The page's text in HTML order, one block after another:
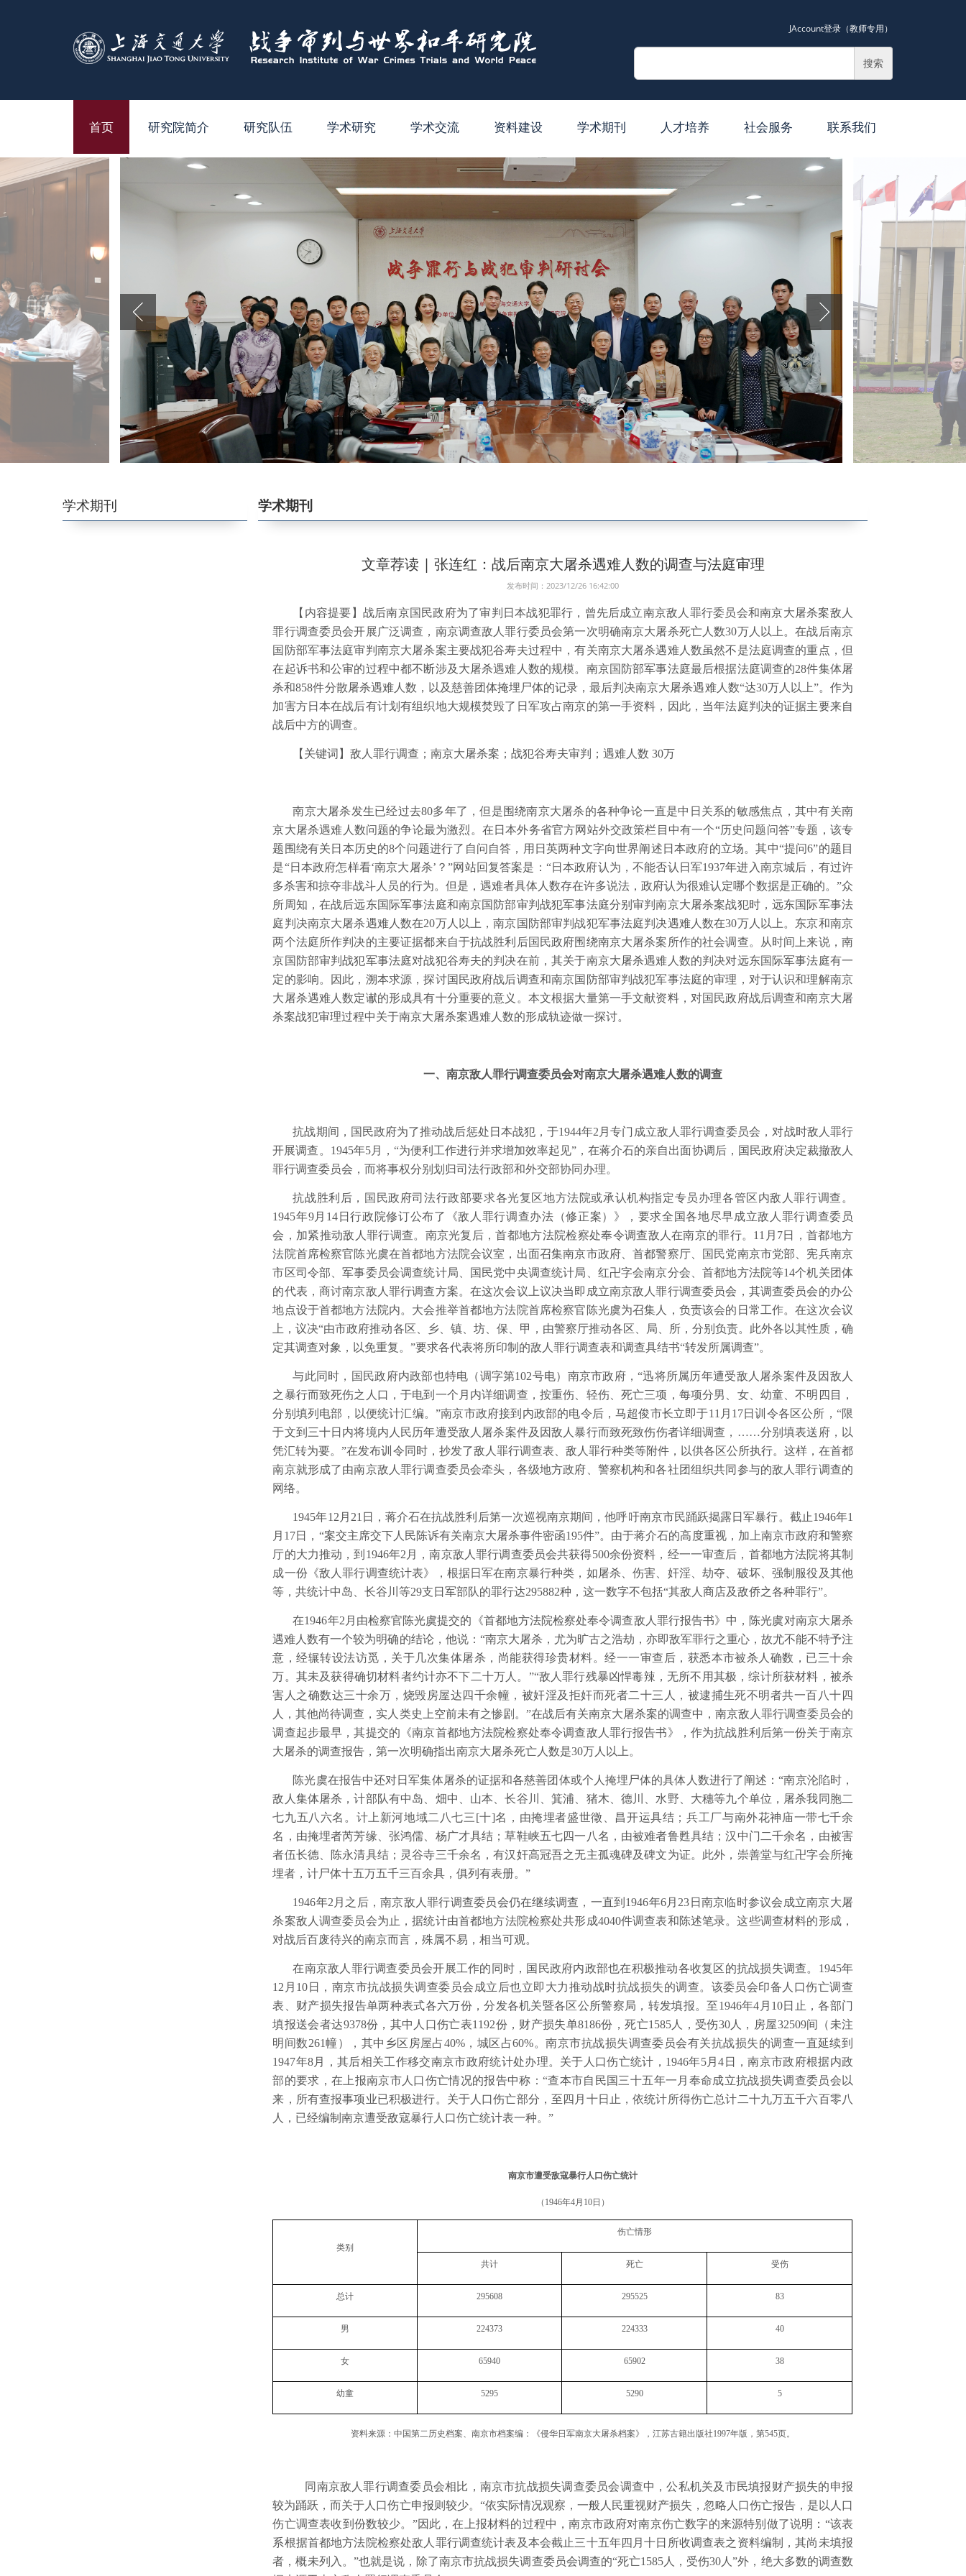
JAccount登录（教师专用）
搜索
首页 研究院简介
学术委员会
特聘研究员
研究队伍
专职研究人员
兼职研究人员
永远的怀念
学术研究
基金项目
学术交流
学术讲座
资料建设
山极晃文库
数据库
学术期刊 人才培养
导师简介
博士培养
开设课程
社会服务
媒体专栏
联系我们
学术期刊 学术期刊
文章荐读 | 张连红：战后南京大屠杀遇难人数的调查与法庭审理
发布时间：2023/12/26 16:42:00
【内容提要】战后南京国民政府为了审判日本战犯罪行，曾先后成立南京敌人罪行委员会和南京大屠杀案敌人
罪行调查委员会开展广泛调查，南京调查敌人罪行委员会第一次明确南京大屠杀死亡人数30万人以上。在战后南京
国防部军事法庭审判南京大屠杀案主要战犯谷寿夫过程中，有关南京大屠杀遇难人数虽然不是法庭调查的重点，但
在起诉书和公审的过程中都不断涉及大屠杀遇难人数的规模。南京国防部军事法庭最后根据法庭调查的28件集体屠
杀和858件分散屠杀遇难人数，以及慈善团体掩埋尸体的记录，最后判决南京大屠杀遇难人数“达30万人以上”。作为
加害方日本在战后有计划有组织地大规模焚毁了日军攻占南京的第一手资料，因此，当年法庭判决的证据主要来自
战后中方的调查。
【关键词】敌人罪行调查；南京大屠杀案；战犯谷寿夫审判；遇难人数 30万
南京大屠杀发生已经过去80多年了，但是围绕南京大屠杀的各种争论一直是中日关系的敏感焦点，其中有关南
京大屠杀遇难人数问题的争论最为激烈。在日本外务省官方网站外交政策栏目中有一个“历史问题问答”专题，该专
题围绕有关日本历史的8个问题进行了自问自答，用日英两种文字向世界阐述日本政府的立场。其中“提问6”的题目
是“日本政府怎样看‘南京大屠杀’？”网站回复答案是：“日本政府认为，不能否认日军1937年进入南京城后，有过许
多杀害和掠夺非战斗人员的行为。但是，遇难者具体人数存在许多说法，政府认为很难认定哪个数据是正确的。”众
所周知，在战后远东国际军事法庭和南京国防部审判战犯军事法庭分别审判南京大屠杀案战犯时，远东国际军事法
庭判决南京大屠杀遇难人数在20万人以上，南京国防部审判战犯军事法庭判决遇难人数在30万人以上。东京和南京
两个法庭所作判决的主要证据都来自于抗战胜利后国民政府围绕南京大屠杀案所作的社会调查。从时间上来说，南
京国防部审判战犯军事法庭对战犯谷寿夫的判决在前，其关于南京大屠杀遇难人数的判决对远东国际军事法庭有一
定的影响。因此，溯本求源，探讨国民政府战后调查和南京国防部审判战犯军事法庭的审理，对于认识和理解南京
大屠杀遇难人数定谳的形成具有十分重要的意义。本文根据大量第一手文献资料，对国民政府战后调查和南京大屠
杀案战犯审理过程中关于南京大屠杀案遇难人数的形成轨迹做一探讨。
一、南京敌人罪行调查委员会对南京大屠杀遇难人数的调查
抗战期间，国民政府为了推动战后惩处日本战犯，于1944年2 月专门成立敌人罪行调查委员会，对战时敌人罪行
开展调查。 1945年5月，“为便利工作进行并求增加效率起见”，在蒋介石的亲自出面协调后，国民政府决定裁撤敌人
罪行调查委员会，而将事权分别划归司法行政部和外交部协同办理。
抗战胜利后，国民政府司法行政部要求各光复区地方法院或承认机构指定专员办理各管区内敌人罪行调查。
1945年9月 14 日行政院修订公布了《敌人罪行调查办法（修正案）》，要求全国各地尽早成立敌人罪行调查委员
会，加紧推动敌人罪行调查。南京光复后，首都地方法院检察处奉令调查敌人在南京的罪行。 11 月 7日，首都地方
法院首席检察官陈光虞在首都地方法院会议室，出面召集南京市政府、首都警察厅、国民党南京市党部、宪兵南京
市区司令部、军事委员会调查统计局、国民党中央调查统计局、红卍字会南京分会、首都地方法院等14个机关团体
的代表，商讨南京敌人罪行调查方案。在这次会议上议决当即成立南京敌人罪行调查委员会，其调查委员会的办公
地点设于首都地方法院内。大会推举首都地方法院首席检察官陈光虞为召集人，负责该会的日常工作。在这次会议
上，议决“由市政府推动各区、乡、镇、坊、保、甲，由警察厅推动各区、局、所，分别负责。此外各以其性质，确
定其调查对象，以免重复。”要求各代表将所印制的敌人罪行调查表和调查具结书“转发所属调查”。
与此同时，国民政府内政部也特电（调字第102号电）南京市政府，“迅将所属历年遭受敌人屠杀案件及因敌人
之暴行而致死伤之人口，于电到一个月内详细调查，按重伤、轻伤、死亡三项，每项分男、女、幼童、不明四目，
分别填列电部，以便统计汇编。”南京市政府接到内政部的电令后，马超俊市长立即于11 月 17日训令各区公所，“限
于文到三十日内将境内人民历年遭受敌人屠杀案件及因敌人暴行而致死致伤伤者详细调查，……分别填表送府，以
凭汇转为要。”在发布训令同时，抄发了敌人罪行调查表、敌人罪行种类等附件，以供各区公所执行。这样，在首都
南京就形成了由南京敌人罪行调查委员会牵头，各级地方政府、警察机构和各社团组织共同参与的敌人罪行调查的
网络。
1945年12 月 21 日，蒋介石在抗战胜利后第一次巡视南京期间，他呼吁南京市民踊跃揭露日军暴行。截止1946年1
月 17日，“案交主席交下人民陈诉有关南京大屠杀事件密函195件”。由于蒋介石的高度重视，加上南京市政府和警察
厅的大力推动，到 1946年2 月，南京敌人罪行调查委员会共获得500余份资料，经一一审查后，首都地方法院将其制
成一份《敌人罪行调查统计表》，根据日军在南京暴行种类，如屠杀、伤害、奸淫、劫夺、破坏、强制服役及其他
等，共统计中岛、长谷川等29支日军部队的罪行达295882种，这一数字不包括“其敌人商店及敌侨之各种罪行”。
在1946年2 月由检察官陈光虞提交的《首都地方法院检察处奉令调查敌人罪行报告书》中，陈光虞对南京大屠杀
遇难人数有一个较为明确的结论，他说：“南京大屠杀，尤为旷古之浩劫，亦即敌军罪行之重心，故尤不能不特予注
意，经辗转设法访觅，关于几次集体屠杀，尚能获得珍贵材料。经一一审查后，获悉本市被杀人确数，已三十余
万。其未及获得确切材料者约计亦不下二十万人。”“敌人罪行残暴凶悍毒辣，无所不用其极，综计所获材料，被杀
害人之确数达三十余万，烧毁房屋达四千余幢，被奸淫及拒奸而死者二十三人，被逮捕生死不明者共一百八十四
人，其他尚待调查，实人类史上空前未有之惨剧。”在战后有关南京大屠杀案的调查中，南京敌人罪行调查委员会的
调查起步最早，其提交的《南京首都地方法院检察处奉令调查敌人罪行报告书》，作为抗战胜利后第一份关于南京
大屠杀的调查报告，第一次明确指出南京大屠杀死亡人数是30万人以上。
陈光虞在报告中还对日军集体屠杀的证据和各慈善团体或个人掩埋尸体的具体人数进行了阐述：“南京沦陷时，
敌人集体屠杀，计部队有中岛、畑中、山本、长谷川、箕浦、猪木、德川、水野、大穗等九个单位，屠杀我同胞二
七九五八六名。计上新河地域二八七三[十]名，由掩埋者盛世徵、昌开运具结；兵工厂与南外花神庙一带七千余
名，由掩埋者芮芳缘、张鸿儒、杨广才具结；草鞋峡五七四一八名，由被难者鲁甦具结；汉中门二千余名，由被害
者伍长德、陈永清具结；灵谷寺三千余名，有汉奸高冠吾之无主孤魂碑及碑文为证。此外，崇善堂与红卍字会所掩
埋者，计尸体十五万五千三百余具，俱列有表册。”
1946年2 月之后，南京敌人罪行调查委员会仍在继续调查，一直到 1946年6月 23 日南京临时参议会成立南京大屠
杀案敌人调查委员会为止，据统计由首都地方法院检察处共形成4040件调查表和陈述笔录。这些调查材料的形成，
对战后百废待兴的南京而言，殊属不易，相当可观。
在南京敌人罪行调查委员会开展工作的同时，国民政府内政部也在积极推动各收复区的抗战损失调查。 1945年
12 月 10 日，南京市抗战损失调查委员会成立后也立即大力推动战时抗战损失的调查。该委员会印备人口伤亡调查
表、财产损失报告单两种表式各六万份，分发各机关暨各区公所警察局，转发填报。至1946年4 月 10日止，各部门
填报送会者达9378份，其中人口伤亡表1192份，财产损失单8186份，死亡1585人，受伤30人，房屋32509间（未注
明间数261幢），其中乡区房屋占40%，城区占60%。南京市抗战损失调查委员会有关抗战损失的调查一直延续到
1947年8月，其后相关工作移交南京市政府统计处办理。关于人口伤亡统计， 1946年5月4 日，南京市政府根据内政
部的要求，在上报南京市人口伤亡情况的报告中称：“查本市自民国三十五年一月奉命成立抗战损失调查委员会以
来，所有查报事项业已积极进行。关于人口伤亡部分，至四月十日止，依统计所得伤亡总计二十九万五千六百零八
人，已经编制南京遭受敌寇暴行人口伤亡统计表一种。”
南京市遭受敌寇暴行人口伤亡统计
（ 1946年4月 10日）
类别
伤亡情形
共计 死亡 受伤
总计 295608 295525 83
男 224373 224333 40
女 65940 65902 38
幼童 5295 5290 5
资料来源：中国第二历史档案、南京市档案编：《侵华日军南京大屠杀档案》，江苏古籍出版社1997年版，第545页。
同南京敌人罪行调查委员会相比，南京市抗战损失调查委员会调查中，公私机关及市民填报财产损失的申报
较为踊跃，而关于人口伤亡申报则较少。“依实际情况观察，一般人民重视财产损失，忽略人口伤亡报告，是以人口
伤亡调查表收到份数较少。”因此，在上报材料的过程中，南京市政府对南京伤亡数字的来源特别做了说明：“该表
系根据首都地方法院检察处敌人罪行调查统计表及本会截止三十五年四月十日所收调查表之资料编制，其尚未填报
者，概未列入。”也就是说，除了南京市抗战损失调查委员会调查的“死亡1585 人，受伤30 人”外，绝大多数的调查数